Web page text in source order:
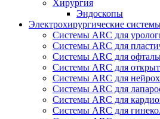
Хирургия
Эндоскопы
Электрохирургические
Системы ARC для
Системы ARC для
Системы ARC для
Системы ARC для
Системы ARC для
Системы ARC для
Системы ARC для
Системы ARC для